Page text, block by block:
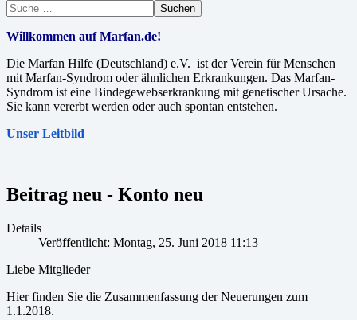
Suchen
Willkommen auf Marfan.de!
Die Marfan Hilfe (Deutschland) e.V. ist der Verein für Menschen
mit Marfan-Syndrom oder ähnlichen Erkrankungen. Das Marfan-
Syndrom ist eine Bindegewebserkrankung mit genetischer Ursache.
Sie kann vererbt werden oder auch spontan entstehen.
Unser Leitbild
Beitrag neu - Konto neu
Details
Veröffentlicht: Montag, 25. Juni 2018 11:13
Liebe Mitglieder
Hier finden Sie die Zusammenfassung der Neuerungen zum
1.1.2018.